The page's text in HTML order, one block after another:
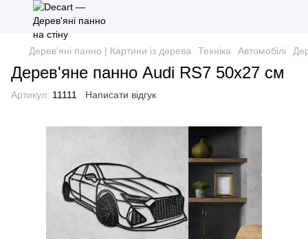
Дерев'яні панно | Картини із дерева Техніка Автомобілі
Дерев'яне панно Audi RS7 50х27 см
Артикул: 11111 Написати відгук